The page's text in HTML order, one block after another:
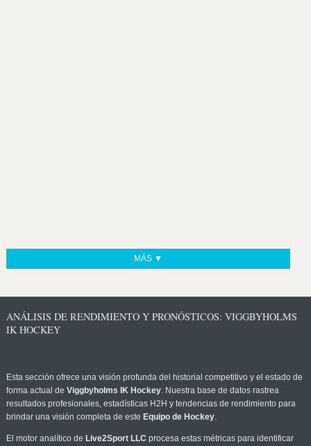
MÁS ▼
ANÁLISIS DE RENDIMIENTO Y PRONÓSTICOS: VIGGBYHOLMS
IK HOCKEY
Esta sección ofrece una visión profunda del historial competitivo y el estado de
forma actual de Viggbyholms IK Hockey. Nuestra base de datos rastrea
resultados profesionales, estadísticas H2H y tendencias de rendimiento para
brindar una visión completa de este Equipo de Hockey.
El motor analítico de Live2Sport LLC procesa estas métricas para identificar